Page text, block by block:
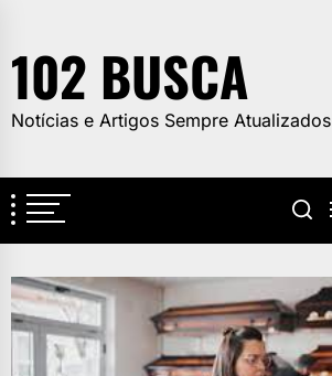
the
content
102 BUSCA
Notícias e Artigos Sempre Atualizados